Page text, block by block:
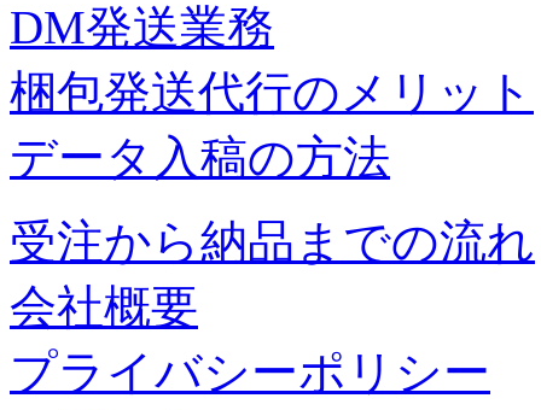
DM発送業務
梱包発送代行のメリット
データ入稿の方法
受注から納品までの流れ
会社概要
プライバシーポリシー